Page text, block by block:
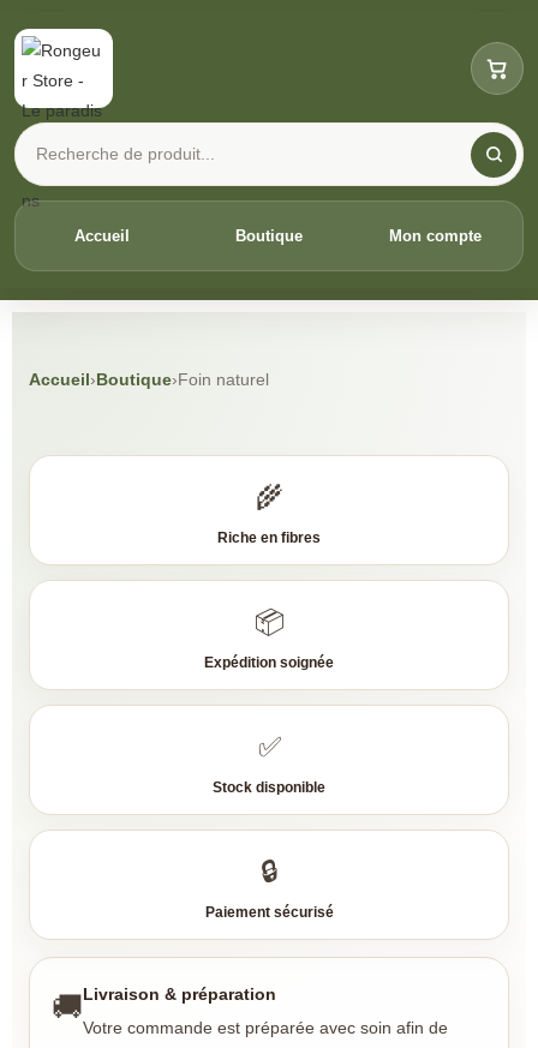
Accueil Boutique Mon compte
Accueil›Boutique›Foin naturel
🌾
Riche en fibres
📦
Expédition soignée
✅
Stock disponible
🔒
Paiement sécurisé
🚚Livraison & préparation
Votre commande est préparée avec soin afin de